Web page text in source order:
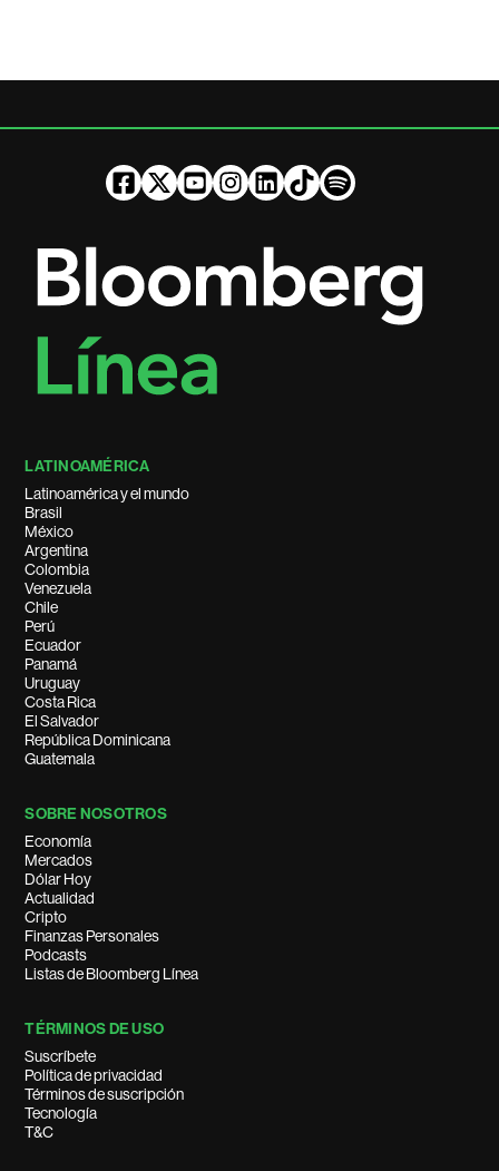
LATINOAMÉRICA
Latinoamérica y el mundo
Brasil
México
Argentina
Colombia
Venezuela
Chile
Perú
Ecuador
Panamá
Uruguay
Costa Rica
El Salvador
República Dominicana
Guatemala
SOBRE NOSOTROS
Economía
Mercados
Dólar Hoy
Actualidad
Cripto
Finanzas Personales
Podcasts
Listas de Bloomberg Línea
TÉRMINOS DE USO
Suscríbete
Política de privacidad
Términos de suscripción
Tecnología
T&C